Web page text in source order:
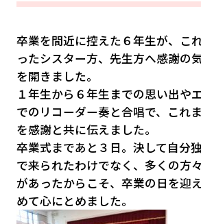
卒業を間近に控えた６年生が、こ
ったシスター方、先生方へ感謝の
を開きました。
１年生から６年生までの思い出や
でのリコーダー奏と合唱で、これ
を感謝と共に伝えました。
卒業式まであと３日。決して自分
で来られたわけでなく、多くの方
があったからこそ、卒業の日を迎
めて心にとめました。